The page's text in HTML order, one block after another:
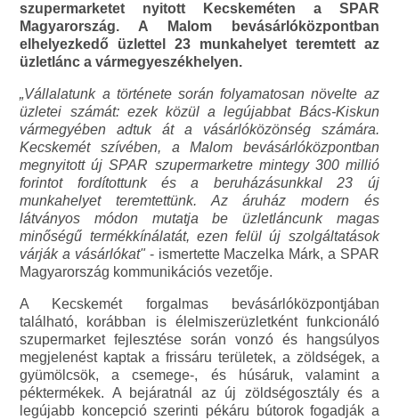
szupermarketet nyitott Kecskeméten a SPAR
Magyarország. A Malom bevásárlóközpontban
elhelyezkedő üzlettel 23 munkahelyet teremtett az
üzletlánc a vármegyeszékhelyen.
„Vállalatunk a története során folyamatosan növelte az
üzletei számát: ezek közül a legújabbat Bács-Kiskun
vármegyében adtuk át a vásárlóközönség számára.
Kecskemét szívében, a Malom bevásárlóközpontban
megnyitott új SPAR szupermarketre mintegy 300 millió
forintot fordítottunk és a beruházásunkkal 23 új
munkahelyet teremtettünk. Az áruház modern és
látványos módon mutatja be üzletláncunk magas
minőségű termékkínálatát, ezen felül új szolgáltatások
várják a vásárlókat"- ismertette Maczelka Márk, a SPAR
Magyarország kommunikációs vezetője.
A Kecskemét forgalmas bevásárlóközpontjában
található, korábban is élelmiszerüzletként funkcionáló
szupermarket fejlesztése során vonzó és hangsúlyos
megjelenést kaptak a frissáru területek, a zöldségek, a
gyümölcsök, a csemege-, és húsáruk, valamint a
péktermékek. A bejáratnál az új zöldségosztály és a
legújabb koncepció szerinti pékáru bútorok fogadják a